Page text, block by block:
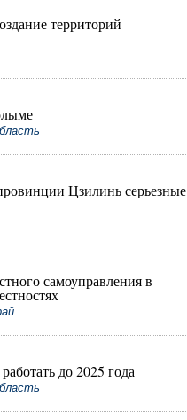
территорий
Цзилинь серьезные
самоуправления в
до 2025 года